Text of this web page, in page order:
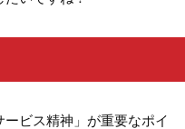
ビス精神」が重要なポイ